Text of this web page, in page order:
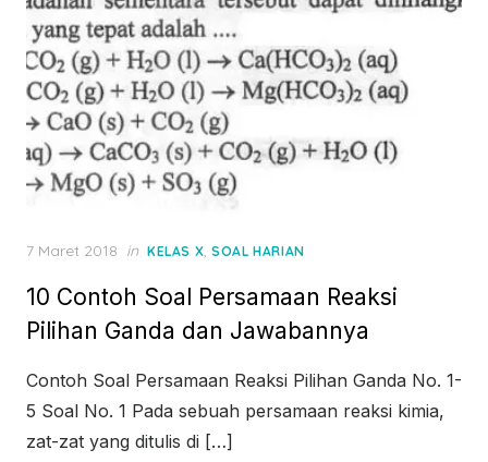
Posted
7 Maret 2018 in KELAS X,SOAL HARIAN
10 Contoh Soal Persamaan Reaksi
Pilihan Ganda dan Jawabannya
Contoh Soal Persamaan Reaksi Pilihan Ganda No. 1-
5 Soal No. 1 Pada sebuah persamaan reaksi kimia,
zat-zat yang ditulis di […]